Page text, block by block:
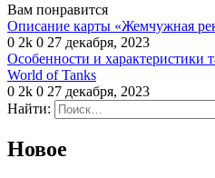
Вам понравится
Описание карты «Жемчужная
0 2k 0 27 декабря, 2023
Особенности и характеристики
World of Tanks
0 2k 0 27 декабря, 2023
Найти:
Новое